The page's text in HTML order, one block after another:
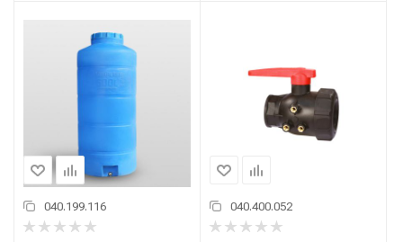
040.199.116 040.400.052